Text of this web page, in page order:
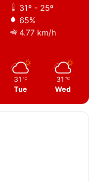
31º - 25º
65%
4.77 km/h
31 ℃
Tue
31 ℃
Wed